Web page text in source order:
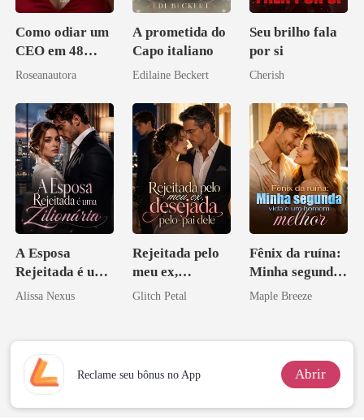
Como odiar um
CEO em 48
horas
Roseanautora
A prometida do
Capo italiano
Edilaine Beckert
Seu brilho fala
por si
Cherish
A Esposa
Rejeitada é uma
Zilionária
Alissa Nexus
Rejeitada pelo
meu ex,
desejada pelo
Glitch Petal
Fênix da ruína:
Minha segunda
vida e um
Maple Breeze
Reclame seu bônus no App Abrir